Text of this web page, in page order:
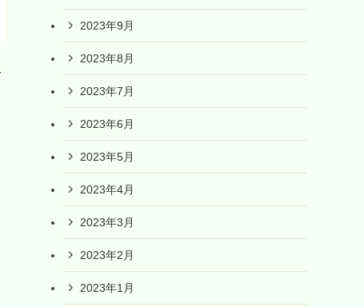
2023年9月
2023年8月
2023年7月
2023年6月
2023年5月
2023年4月
2023年3月
2023年2月
2023年1月